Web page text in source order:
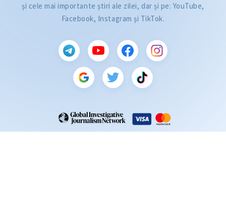
și cele mai importante știri ale zilei, dar și pe: YouTube,
Facebook, Instagram și TikTok.